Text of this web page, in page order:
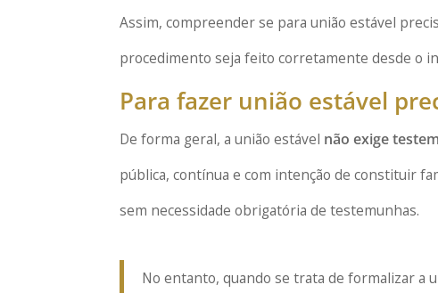
Assim, compreender se para união estável
procedimento seja feito corretamente desde o
Para fazer união estável
De forma geral, a união estável não exige
pública, contínua e com intenção de constituir
sem necessidade obrigatória de testemunhas.
No entanto, quando se trata de formalizar a